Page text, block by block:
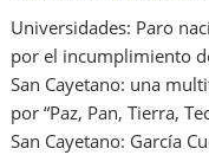
Universidades: Paro
por el incumplimiento
San Cayetano: una
por “Paz, Pan, Tierra,
San Cayetano: García